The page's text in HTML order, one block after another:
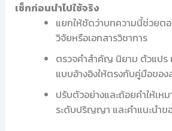
เช็กก่อนนำไปใช้จริง
แยกให้ชัดว่าบทความนี้ช่วยต
วิจัยหรือเอกสารวิชาการ
ตรวจคำสำคัญ นิยาม ตัวแปร
แบบอ้างอิงให้ตรงกับคู่มือขอ
ปรับตัวอย่างและถ้อยคำให้เห
ระดับปริญญา และคำแนะนำข